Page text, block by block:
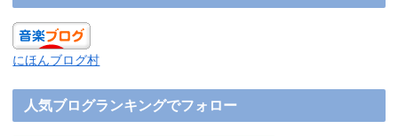
にほんブログ村
人気ブログランキングでフォロー